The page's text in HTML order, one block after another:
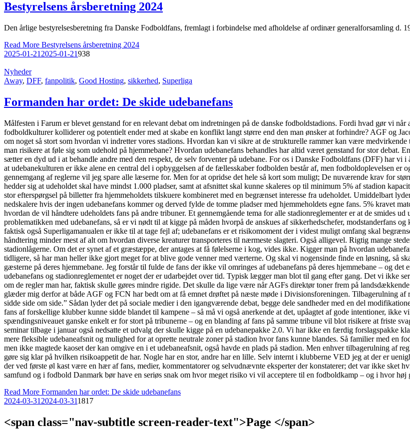
Bestyrelsens årsberetning 2024
Den årlige bestyrelsesberetning fra Danske Fodboldfans, fremlagt i forbindelse med afholdelse af ordinær generalforsamling d.
Read More Bestyrelsens årsberetning 2024
2025-01-21 2025-01-21938
Nyheder
Away, DFF, fanpolitik, Good Hosting, sikkerhed, Superliga
Formanden har ordet: De skide udebanefans
Målfesten i Farum er blevet genstand for en relevant debat om indretningen på de danske fodboldstadions. Fordi hvad gør vi
fodboldkulturer kolliderer og potentielt ender med at skabe en konflikt langt større end den man ønsker at forhindre? AGF og
om noget så stort som hvordan vi indretter vores stadions. Hvordan kan vi sikre at de strukturelle rammer kan være
man risikere at føle sig som udehold på hjemmebane? Hvordan udebanefans behandles har altid været genstand for stor debat.
sætter en dyd ud i at behandle andre med den respekt, de selv forventer på udebane. For os i Danske Fodboldfans (DFF) har
at udebanekulturen er ikke alene en central del i opbyggelsen af de fællesskaber fodbolden består af, men fodboldoplevelsen er
gennemgang af reglerne vil jeg spare alle læserne for. Men for at opridse det hele så kort som muligt; De nuværende krav for
hedder sig at udeholdet skal have mindst 1.000 pladser, samt at afsnittet skal kunne skaleres op til minimum 5% af stadion
stor efterspørgsel på billetter fra hjemmeholdets tilskuere kombineret med en begrænset interesse fra udeholdet. Umiddelbart
nedskalere hvis der ingen udebanefans kommer og derved fylde de tomme pladser med hjemmeholdets egne fans. 5% kravet
hvordan de vil håndtere udeholdets fans på andre tribuner. Et gennemgående tema for alle stadionreglementer er at de smides
problematikken med udebanefans, så er vi nødt til at kigge på måden hvorpå de anskues af sikkerhedschefer, modstanderfans
faktisk også Superligamanualen er ikke til at tage fejl af; udebanefans er et risikomoment der i videst muligt omfang skal
håndtering minder mest af alt om hvordan diverse kreaturer transporteres til nærmeste slagteri. Også alligevel. Rigtig mange
stadionlågerne. Om det er synet af et græstæppe, der antages at få følelserne i kog, vides ikke. Kigger man på hvordan
tidligere, så har man heller ikke gjort meget for at blive gode venner med værterne. Og skal vi nogensinde finde en løsning, så
gæsterne på deres hjemmebane. Jeg forstår til fulde de fans der ikke vil omringes af udebanefans på deres hjemmebane – og
udebanefans og stadionreglementet er noget der er udarbejdet over tid. Typisk lægger man blot til gang efter gang. Det vi ikke
om de regler man har, faktisk skulle gøres mindre rigide. Det skulle da lige være når AGFs direktør toner frem på
glæder mig derfor at både AGF og FCN har bedt om at få emnet drøftet på næste møde i Divisionsforeningen. Tilbagerulning
sidde side om side.” Sådan lyder det på sociale medier i den igangværende debat, begge dele sandheder med en del
fans af forskellige klubber kunne sidde blandet til kampene – så må vi også anerkende at det, upåagtet af gode intentioner,
spændingsniveauet ganske enkelt er for stort på tribunerne – og en blanding af fans på samme tribune vil blot risikere at friste
seminar tilbage i januar også nedsatte et udvalg der skulle kigge på en udebanepakke 2.0. Vi har ikke en færdig forslagspakke
mere fleksible udebaneafsnit og mulighed for at oprette neutrale zoner på stadion hvor fans kunne blandes. Så familier med en
men ikke magtede kaoset der kan omgive en i et udebaneafsnit, også havde en plads på stadion. Men enhver tilbagerulning af
gøre sig klar på hvilken risikoappetit de har. Nogle har en stor, andre har en lille. Selv internt i klubberne VED jeg at der er
der ved første øl kast være en hær af fans, medier, kommentatorer og selvudnævnte eksperter der konstaterer; det var ikke sket
samfund og i fodbold Danmark bør have en seriøs snak om hvor meget risiko vi vil acceptere til en fodboldkamp – og i hvor høj
Read More Formanden har ordet: De skide udebanefans
2024-03-31 2024-03-311817
<span class="nav-subtitle screen-reader-text">Page </span>